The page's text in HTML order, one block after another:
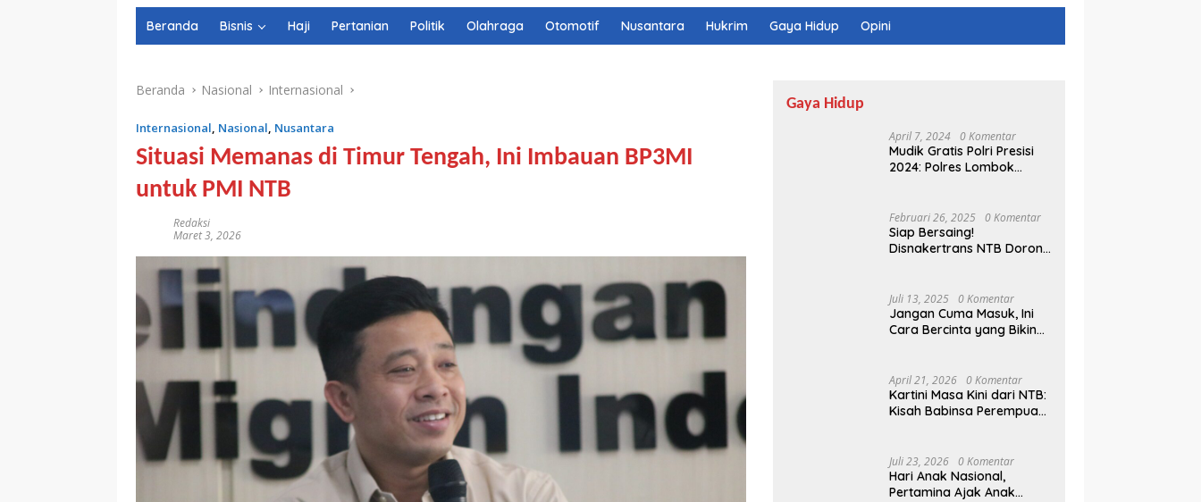
Beranda Bisnis Haji Pertanian Politik Olahraga Otomotif Nusantara Hukrim Gaya Hidup Opini
Beranda Nasional Internasional
Internasional, Nasional, Nusantara
Situasi Memanas di Timur Tengah, Ini Imbauan BP3MI
untuk PMI NTB
Redaksi
Maret 3, 2026
Gaya Hidup
April 7, 2024 0 Komentar
Mudik Gratis Polri Presisi
2024: Polres Lombok
Februari 26, 2025 0 Komentar
Siap Bersaing!
Disnakertrans NTB Dorong
Juli 13, 2025 0 Komentar
Jangan Cuma Masuk, Ini
Cara Bercinta yang Bikin
April 21, 2026 0 Komentar
Kartini Masa Kini dari NTB:
Kisah Babinsa Perempuan
Juli 23, 2026 0 Komentar
Hari Anak Nasional,
Pertamina Ajak Anak